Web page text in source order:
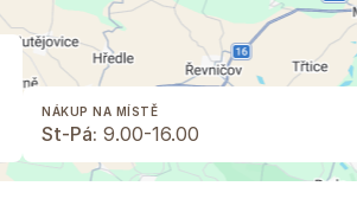
NÁKUP NA MÍSTĚ
St-Pá: 9.00-16.00